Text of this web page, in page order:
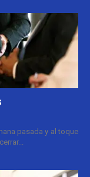
pasada y al toque